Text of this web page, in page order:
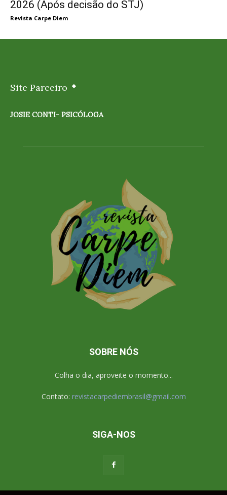
2026 (Após decisão do STJ)
Revista Carpe Diem
Site Parceiro
JOSIE CONTI- PSICÓLOGA
SOBRE NÓS
Colha o dia, aproveite o momento...
Contato: revistacarpediembrasil@gmail.com
SIGA-NOS